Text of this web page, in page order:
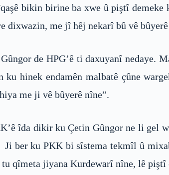
bikin birine ba xwe û piştî
dixwazin, me jî hêj nekarî bû vê
de HPG’ê ti daxuyanî
hinek endamên malbatê çûne
me ji vê bûyerê nîne”.
îda dikir ku Çetin Gûngor ne li gel
Ji ber ku PKK bi sîstema tekmîl û
qîmeta jiyana Kurdewarî nîne, lê